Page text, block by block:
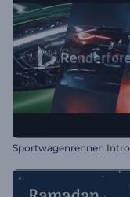
Sportwagenrennen Intro